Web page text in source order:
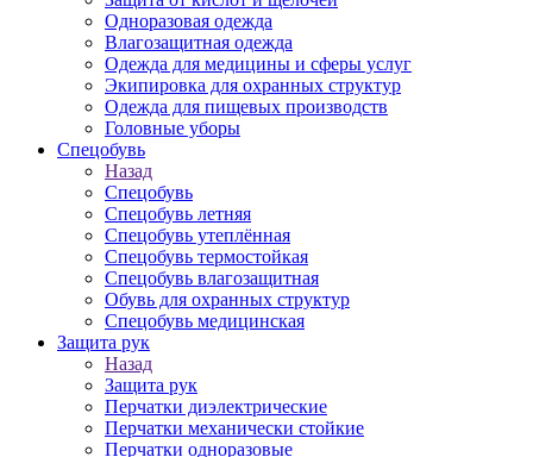
Одноразовая одежда
Влагозащитная одежда
Одежда для медицины и сферы услуг
Экипировка для охранных структур
Одежда для пищевых производств
Головные уборы
Спецобувь
Назад
Спецобувь
Спецобувь летняя
Спецобувь утеплённая
Спецобувь термостойкая
Спецобувь влагозащитная
Обувь для охранных структур
Спецобувь медицинская
Защита рук
Назад
Защита рук
Перчатки диэлектрические
Перчатки механически стойкие
Перчатки одноразовые